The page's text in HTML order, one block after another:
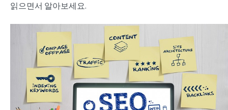
읽으면서 알아보세요.